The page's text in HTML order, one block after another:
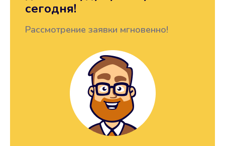
сегодня!
Рассмотрение заявки мгновенно!